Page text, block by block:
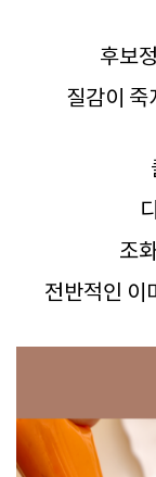
후보
질감이
조
전반적인 이